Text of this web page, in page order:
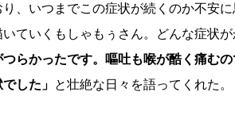
、いつまでこの症状が続くのか不安に
ていくもしゃもぅさん。どんな症状が
つらかったです。嘔吐も喉が酷く痛む
した」 と壮絶な日々を語ってくれた。